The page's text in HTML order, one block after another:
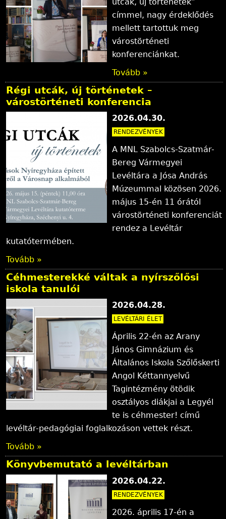
utcák, új történetek”
címmel, nagy érdeklődés
mellett tartottuk meg
várostörténeti
konferenciánkat.
Tovább »
Régi utcák, új történetek –
várostörténeti konferencia
2026.04.30.
RENDEZVÉNYEK
A MNL Szabolcs-Szatmár-
Bereg Vármegyei
Levéltára a Jósa András
Múzeummal közösen 2026.
május 15-én 11 órától
várostörténeti konferenciát
rendez a Levéltár
kutatótermében.
Tovább »
Céhmesterekké váltak a nyírszőlősi
iskola tanulói
2026.04.28.
LEVÉLTÁRI ÉLET
Április 22-én az Arany
János Gimnázium és
Általános Iskola Szőlőskerti
Angol Kéttannyelvű
Tagintézmény ötödik
osztályos diákjai a Legyél
te is céhmester! című
levéltár-pedagógiai foglalkozáson vettek részt.
Tovább »
Könyvbemutató a levéltárban
2026.04.22.
RENDEZVÉNYEK
2026. április 17-én a